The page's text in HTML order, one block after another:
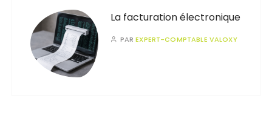
La facturation électronique
PAREXPERT-COMPTABLE VALOXY